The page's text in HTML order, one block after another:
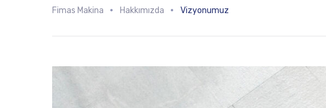
Fimas Makina Hakkımızda Vizyonumuz